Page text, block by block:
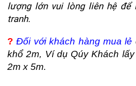
lượng lớn vui lòng liên hệ để
tranh.
?Đối với khách hàng mua lẻ
khổ 2m, Ví dụ Qúy Khách
2m x 5m.